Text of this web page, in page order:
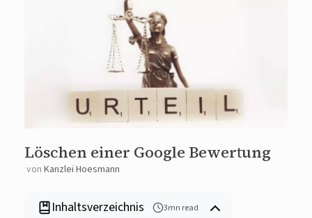
Löschen einer Google Bewertung
von Kanzlei Hoesmann
Inhaltsverzeichnis 3mn read